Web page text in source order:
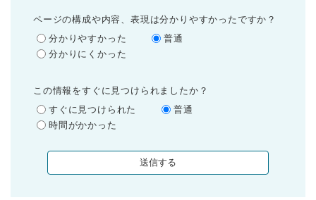
ページの構成や内容、表現は分かりやすかったですか？
分かりやすかった
普通
分かりにくかった
この情報をすぐに見つけられましたか？
すぐに見つけられた
普通
時間がかかった